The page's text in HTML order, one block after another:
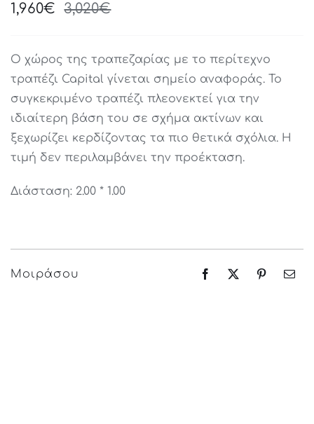
3,020€Original
3,020€.
1,960€
Current
1,960€.
Ο χώρος της τραπεζαρίας με το περίτεχνο
τραπέζι Capital γίνεται σημείο αναφοράς. Το
συγκεκριμένο τραπέζι πλεονεκτεί για την
ιδιαίτερη βάση του σε σχήμα ακτίνων και
ξεχωρίζει κερδίζοντας τα πιο θετικά σχόλια. Η
τιμή δεν περιλαμβάνει την προέκταση.
Διάσταση: 2.00 * 1.00
Μοιράσου